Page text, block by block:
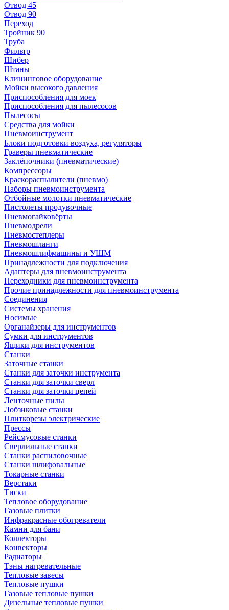
Отвод 45
Отвод 90
Переход
Тройник 90
Труба
Фильтр
Шибер
Штаны
Клининговое оборудование
Мойки высокого давления
Приспособления для моек
Приспособления для пылесосов
Пылесосы
Средства для мойки
Пневмоинструмент
Блоки подготовки воздуха, регуляторы
Граверы пневматические
Заклёпочники (пневматические)
Компрессоры
Краскораспылители (пневмо)
Наборы пневмоинструмента
Отбойные молотки пневматические
Пистолеты продувочные
Пневмогайковёрты
Пневмодрели
Пневмостеплеры
Пневмошланги
Пневмошлифмашины и УШМ
Принадлежности для подключения
Адаптеры для пневмоинструмента
Переходники для пневмоинструмента
Прочие принадлежности для пневмоинструмента
Соединения
Системы хранения
Носимые
Органайзеры для инструментов
Сумки для инструментов
Ящики для инструментов
Станки
Заточные станки
Станки для заточки инструмента
Станки для заточки сверл
Станки для заточки цепей
Ленточные пилы
Лобзиковые станки
Плиткорезы электрические
Прессы
Рейсмусовые станки
Сверлильные станки
Станки распиловочные
Станки шлифовальные
Токарные станки
Верстаки
Тиски
Тепловое оборудование
Газовые плитки
Инфракрасные обогреватели
Камни для бани
Коллекторы
Конвекторы
Радиаторы
Тэны нагревательные
Тепловые завесы
Тепловые пушки
Газовые тепловые пушки
Дизельные тепловые пушки